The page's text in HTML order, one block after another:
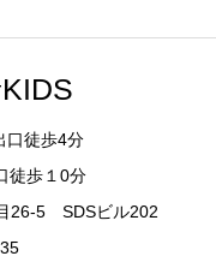
口徒歩4分
徒歩１0分
26-5 SDSビル202